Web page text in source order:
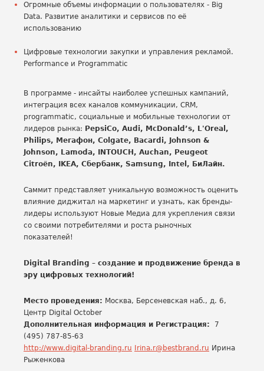
Огромные объемы информации о пользователях - Big
Data. Развитие аналитики и сервисов по её
использованию
Цифровые технологии закупки и управления рекламой.
Performance и Programmatic
В программе - инсайты наиболее успешных кампаний,
интеграция всех каналов коммуникации, CRM,
programmatic, социальные и мобильные технологии от
лидеров рынка: PepsiCo, Audi, McDonald’s, L'Oreal,
Philips, Мегафон, Colgate, Bacardi, Johnson &
Johnson, Lamoda, INTOUCH, Auchan, Peugeot
Citroën, IKEA, Сбербанк, Samsung, Intel, БиЛайн.
Саммит представляет уникальную возможность оценить
влияние диджитал на маркетинг и узнать, как бренды-
лидеры используют Новые Медиа для укрепления связи
со своими потребителями и роста рыночных
показателей!
Digital Branding – создание и продвижение бренда в
эру цифровых технологий!
Место проведения: Москва, Берсеневская наб., д. 6,
Центр Digital October
Дополнительная информация и Регистрация: 7
(495) 787-85-63
http://www.digital-branding.ru
Irina.r@bestbrand.ru Ирина
Рыженкова